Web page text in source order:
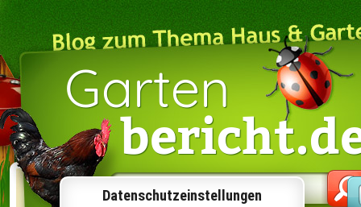
Garten
Suche
Datenschutzeinstellungen